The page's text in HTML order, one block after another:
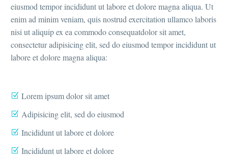
eiusmod tempor incididunt ut labore et dolore magna aliqua. Ut
enim ad minim veniam, quis nostrud exercitation ullamco laboris
nisi ut aliquip ex ea commodo consequatdolor sit amet,
consectetur adipisicing elit, sed do eiusmod tempor incididunt ut
labore et dolore magna aliqua:
Lorem ipsum dolor sit amet
Adipisicing elit, sed do eiusmod
Incididunt ut labore et dolore
Incididunt ut labore et dolore